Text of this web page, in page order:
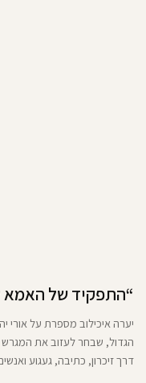
“התפקיד של האמא
יערה איכילוב מספרת על אורי
הגדול, שבחר לעזוב את
דרך זיכרון, כתיבה, געגוע